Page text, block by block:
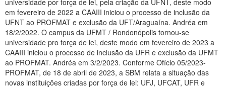
universidade por força de lei, pela criação da UFNT, deste modo
em fevereiro de 2022 a CAAIII iniciou o processo de inclusão da
UFNT ao PROFMAT e exclusão da UFT/Araguaína. Andréa em
18/2/2022. O campus da UFMT / Rondonópolis tornou-se
universidade pro força de lei, deste modo em fevereiro de 2023 a
CAAIII iniciou o processo de inclusão da UFR e exclusão da UFMT
ao PROFMAT. Andréa em 3/2/2023. Conforme Ofício 05/2023-
PROFMAT, de 18 de abril de 2023, a SBM relata a situação das
novas instituições criadas por força de lei: UFJ, UFCAT, UFR e